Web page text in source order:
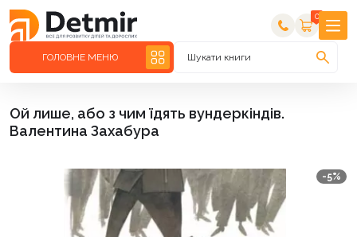
0
ГОЛОВНЕ МЕНЮ Шукати книги
Ой лише, або з чим їдять вундеркіндів.
Валентина Захабура
-5%